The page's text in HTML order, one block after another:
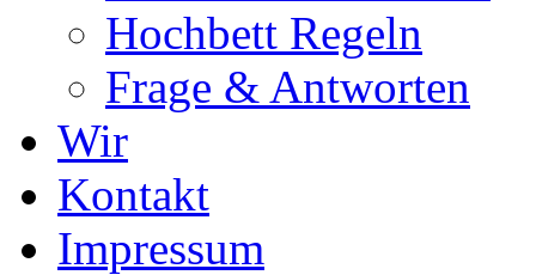
Hochbett Regeln
Frage & Antworten
Wir
Kontakt
Impressum